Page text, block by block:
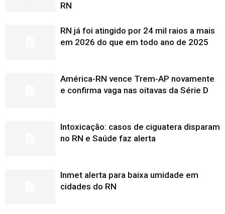
RN
RN já foi atingido por 24 mil raios a mais
em 2026 do que em todo ano de 2025
América-RN vence Trem-AP novamente
e confirma vaga nas oitavas da Série D
Intoxicação: casos de ciguatera disparam
no RN e Saúde faz alerta
Inmet alerta para baixa umidade em
cidades do RN